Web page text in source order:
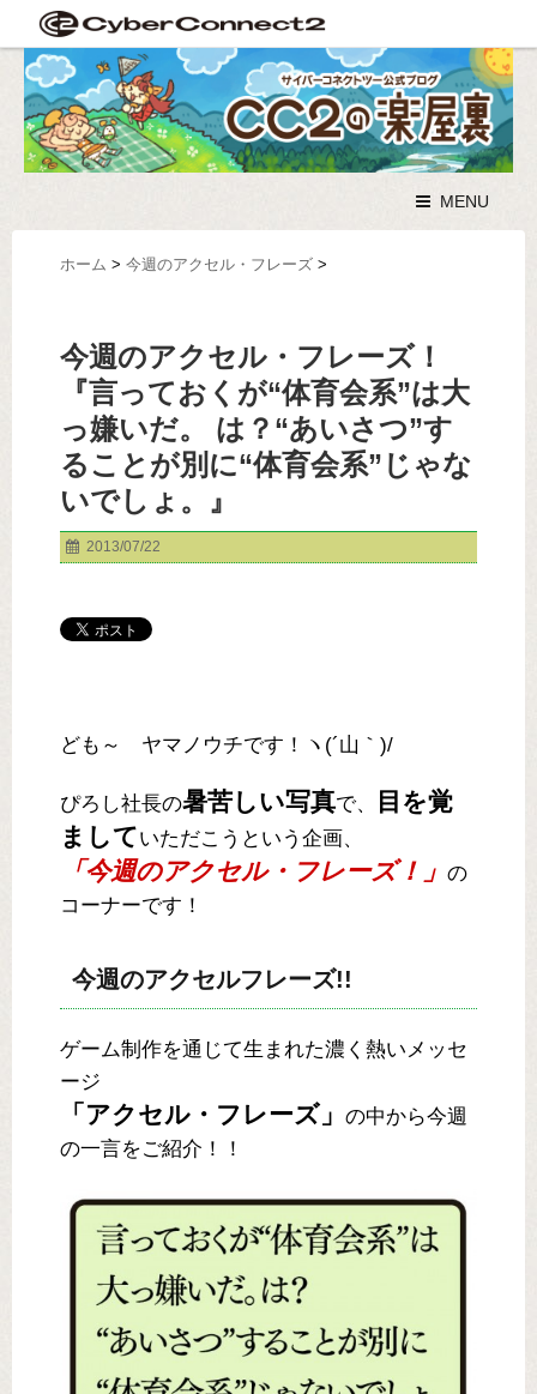
MENU
ホーム > 今週のアクセル・フレーズ >
今週のアクセル・フレーズ！
『言っておくが“体育会系”は大
っ嫌いだ。 は？“あいさつ”す
ることが別に“体育会系”じゃな
いでしょ。』
2013/07/22
ども～ ヤマノウチです！ヽ(´山｀)/
ぴろし社長の暑苦しい写真で、
目を覚
ましていただこうという企画、
「今週のアクセル・フレーズ！」 の
コーナーです！
今週のアクセルフレーズ!!
ゲーム制作を通じて生まれた濃く熱いメッセ
ージ
「アクセル・フレーズ」 の中から今週
の一言をご紹介！！